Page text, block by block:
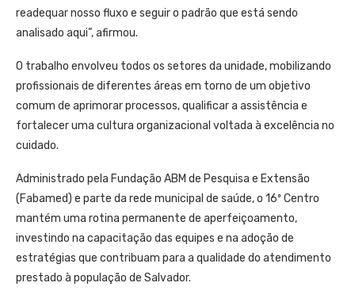
readequar nosso fluxo e seguir o padrão que está sendo
analisado aqui”, afirmou.
O trabalho envolveu todos os setores da unidade, mobilizando
profissionais de diferentes áreas em torno de um objetivo
comum de aprimorar processos, qualificar a assistência e
fortalecer uma cultura organizacional voltada à excelência no
cuidado.
Administrado pela Fundação ABM de Pesquisa e Extensão
(Fabamed) e parte da rede municipal de saúde, o 16º Centro
mantém uma rotina permanente de aperfeiçoamento,
investindo na capacitação das equipes e na adoção de
estratégias que contribuam para a qualidade do atendimento
prestado à população de Salvador.